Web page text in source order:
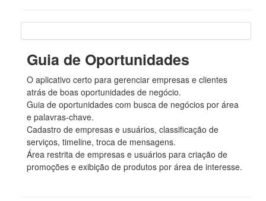
Guia de Oportunidades
O aplicativo certo para gerenciar empresas e clientes
atrás de boas oportunidades de negócio.
Guia de oportunidades com busca de negócios por área
e palavras-chave.
Cadastro de empresas e usuários, classificação de
serviços, timeline, troca de mensagens.
Área restrita de empresas e usuários para criação de
promoções e exibição de produtos por área de interesse.